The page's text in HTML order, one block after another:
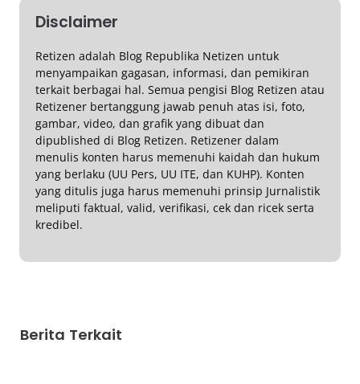
Disclaimer
Retizen adalah Blog Republika Netizen untuk
menyampaikan gagasan, informasi, dan pemikiran
terkait berbagai hal. Semua pengisi Blog Retizen atau
Retizener bertanggung jawab penuh atas isi, foto,
gambar, video, dan grafik yang dibuat dan
dipublished di Blog Retizen. Retizener dalam
menulis konten harus memenuhi kaidah dan hukum
yang berlaku (UU Pers, UU ITE, dan KUHP). Konten
yang ditulis juga harus memenuhi prinsip Jurnalistik
meliputi faktual, valid, verifikasi, cek dan ricek serta
kredibel.
Berita Terkait